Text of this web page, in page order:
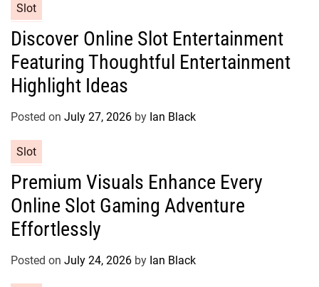
s
a
e
g
o
r
s
Slot
Discover Online Slot Entertainment
Featuring Thoughtful Entertainment
Highlight Ideas
Posted on July 27, 2026 by Ian Black
a
e
g
o
r
Slot
Premium Visuals Enhance Every
Online Slot Gaming Adventure
Effortlessly
Posted on July 24, 2026 by Ian Black